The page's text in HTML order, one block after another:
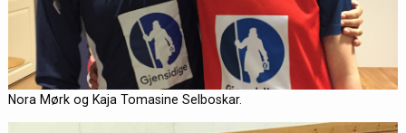
Nora Mørk og Kaja Tomasine Selboskar.